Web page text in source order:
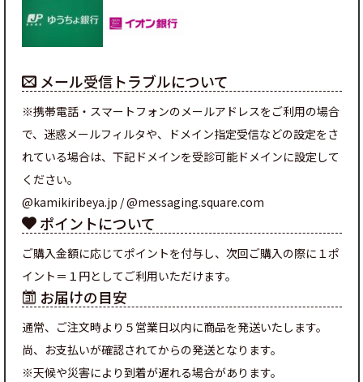
メール受信トラブルについて
※携帯電話・スマートフォンのメールアドレスをご利用の場合
で、迷惑メールフィルタや、ドメイン指定受信などの設定をさ
れている場合は、下記ドメインを受診可能ドメインに設定して
ください。
@kamikiribeya.jp / @messaging.square.com
ポイントについて
ご購入金額に応じてポイントを付与し、次回ご購入の際に１ポ
イント＝１円としてご利用いただけます。
お届けの目安
通常、ご注文時より５営業日以内に商品を発送いたします。
尚、お支払いが確認されてからの発送となります。
※天候や災害により到着が遅れる場合があります。